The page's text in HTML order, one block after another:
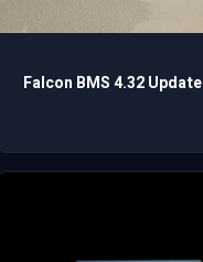
שטח ישראל ל-Falcon BMS 4.32 Update